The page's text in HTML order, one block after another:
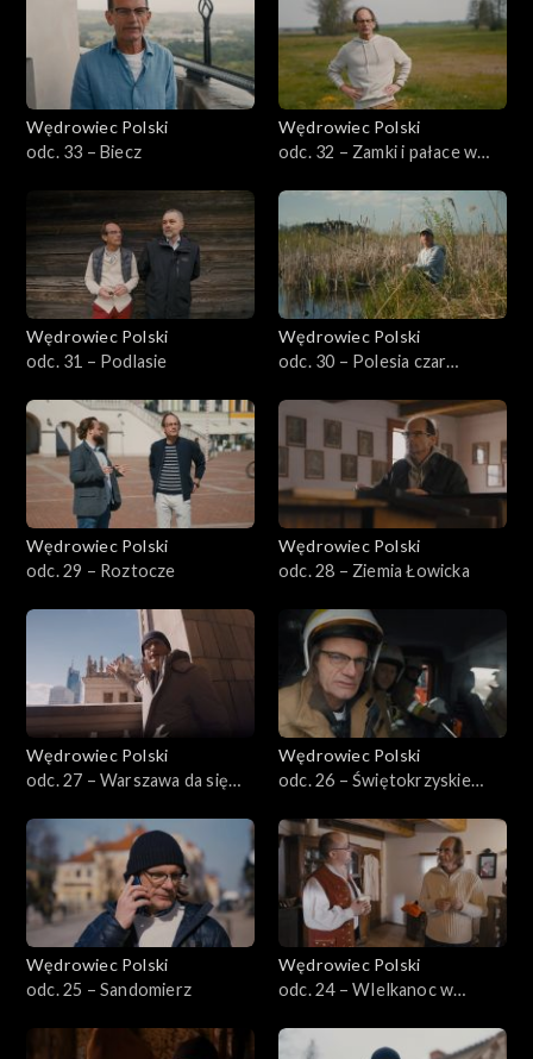
Wędrowiec Polski
odc. 33 – Biecz
Wędrowiec Polski
odc. 32 – Zamki i pałace w
Wędrowiec Polski
odc. 31 – Podlasie
Wędrowiec Polski
odc. 30 – Polesia czar…
Wędrowiec Polski
odc. 29 – Roztocze
Wędrowiec Polski
odc. 28 – Ziemia Łowicka
Wędrowiec Polski
odc. 27 – Warszawa da się
Wędrowiec Polski
odc. 26 – Świętokrzyskie
Wędrowiec Polski
odc. 25 – Sandomierz
Wędrowiec Polski
odc. 24 – WIelkanoc w